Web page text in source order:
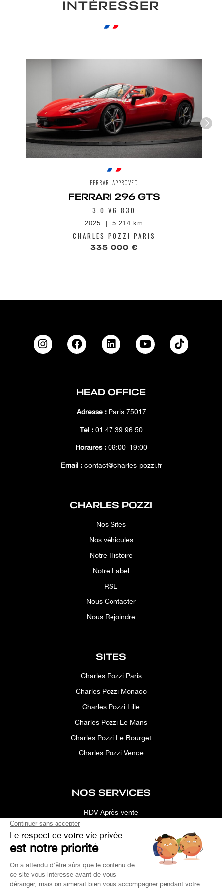
INTÉRESSER
FERRARI APPROVED
FERRARI 296 GTS
3.0 V6 830
2025 5 214 km
CHARLES POZZI PARIS
335 000 €
HEAD OFFICE
Adresse :Paris 75017
Tél : 01 47 39 96 50
Horaires : 09:00–19:00
Email :contact@charles-pozzi.fr
CHARLES POZZI
Nos Sites
Nos véhicules
Notre Histoire
Notre Label
RSE
Nous Contacter
Nous Rejoindre
SITES
Charles Pozzi Paris
Charles Pozzi Monaco
Charles Pozzi Lille
Charles Pozzi Le Mans
Charles Pozzi Le Bourget
Charles Pozzi Vence
NOS SERVICES
RDV Après-vente
Simulateur
Recherche Personnalisée